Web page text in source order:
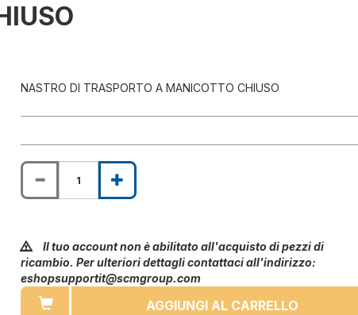
NASTRO DI TRASPORTO A MANICOTTO CHIUSO
Il tuo account non è abilitato all'acquisto di pezzi di
ricambio. Per ulteriori dettagli contattaci all'indirizzo:
eshopsupportit@scmgroup.com
AGGIUNGI AL CARRELLO